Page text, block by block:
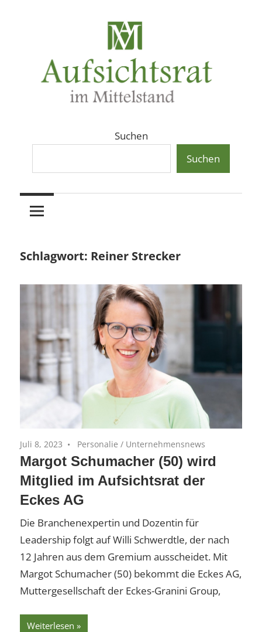
Aufsichtsrat
Beirat
im
Mittelstand
(AiM)
mittelständischen
Familienunternehmen,
Private
Portfoliounternehmen
Suchen
Suchen
Schlagwort: Reiner Strecker
Juli 8, 2023 Personalie / Unternehmensnews
Margot Schumacher (50) wird
Mitglied im Aufsichtsrat der
Eckes AG
Die Branchenexpertin und Dozentin für
Leadership folgt auf Willi Schwerdtle, der nach
12 Jahren aus dem Gremium ausscheidet. Mit
Margot Schumacher (50) bekommt die Eckes AG,
Muttergesellschaft der Eckes-Granini Group,
Weiterlesen